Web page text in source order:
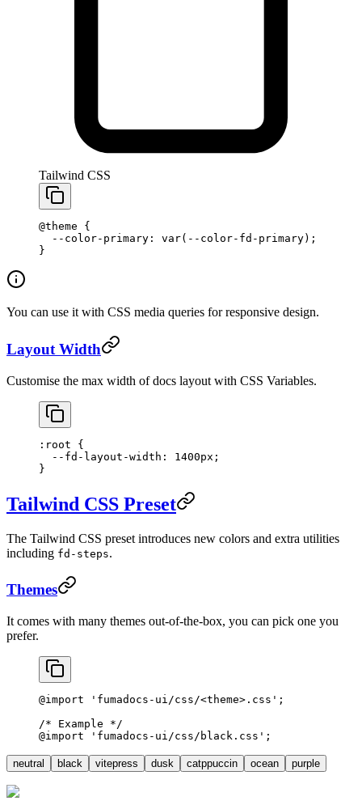
Tailwind CSS
@theme {
  --color-primary: var(--color-fd-primary);
}
You can use it with CSS media queries for responsive design.
Layout Width
Customise the max width of docs layout with CSS Variables.
:root {
  --fd-layout-width
: 1400px ;
}
Tailwind CSS Preset
The Tailwind CSS preset introduces new colors and extra utilities
including fd-steps.
Themes
It comes with many themes out-of-the-box, you can pick one you
prefer.
@import 'fumadocs-ui/css/<theme>.css' ;
/* Example */
@import 'fumadocs-ui/css/black.css' ;
neutral black vitepress dusk catppuccin ocean purple